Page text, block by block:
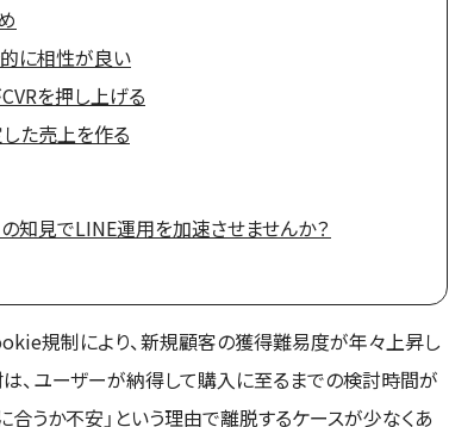
に相性が良い
を押し上げる
た売上を作る
知見でLINE運用を加速させませんか？
規制により、新規顧客の獲得難易度が年々上昇し
は、ユーザーが納得して購入に至るまでの検討時間が
合うか不安」という理由で離脱するケースが少なくあ